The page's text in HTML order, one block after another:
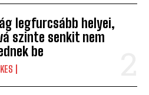
legfurcsább helyei,
szinte senkit nem
be